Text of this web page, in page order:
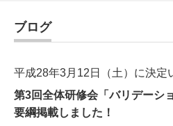
ブログ
平成28年3月12日（土）に決定
第3回全体研修会「バリデーシ
要綱掲載しました！